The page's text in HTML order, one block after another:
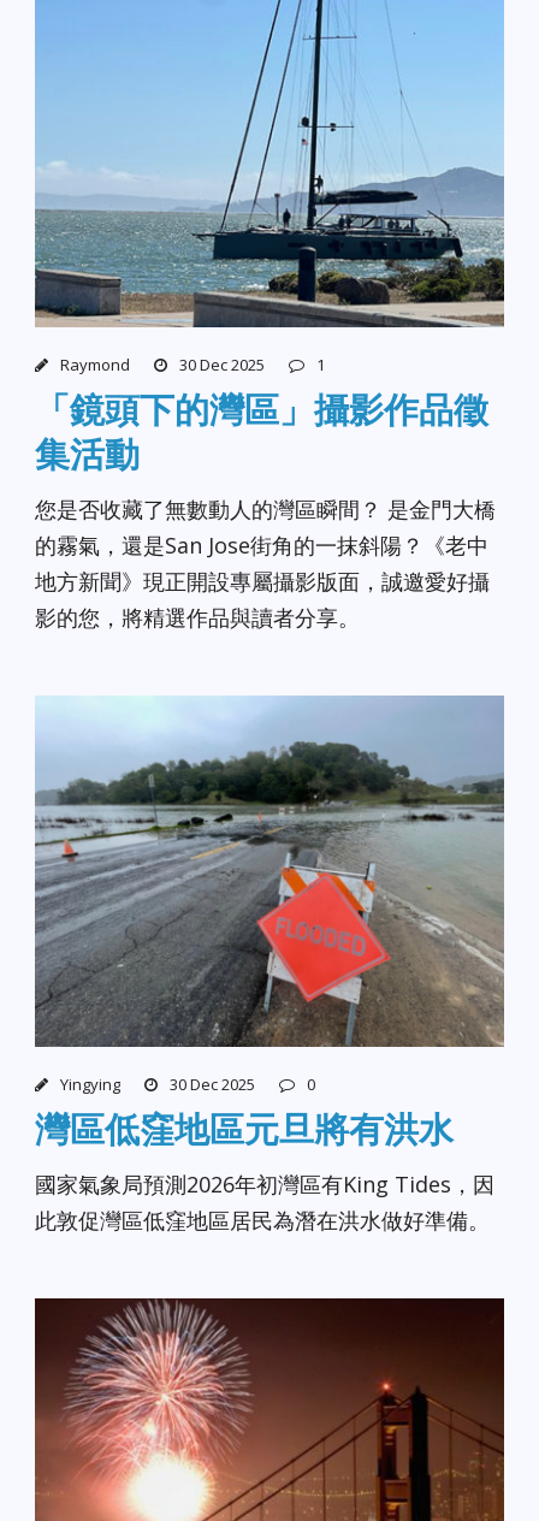
Raymond 30 Dec 2025 1
「鏡頭下的灣區」攝影作品徵
集活動
您是否收藏了無數動人的灣區瞬間？ 是金門大橋
的霧氣，還是San Jose街角的一抹斜陽？《老中
地方新聞》現正開設專屬攝影版面，誠邀愛好攝
影的您，將精選作品與讀者分享。
Yingying 30 Dec 2025 0
灣區低窪地區元旦將有洪水
國家氣象局預測2026年初灣區有King Tides，因
此敦促灣區低窪地區居民為潛在洪水做好準備。